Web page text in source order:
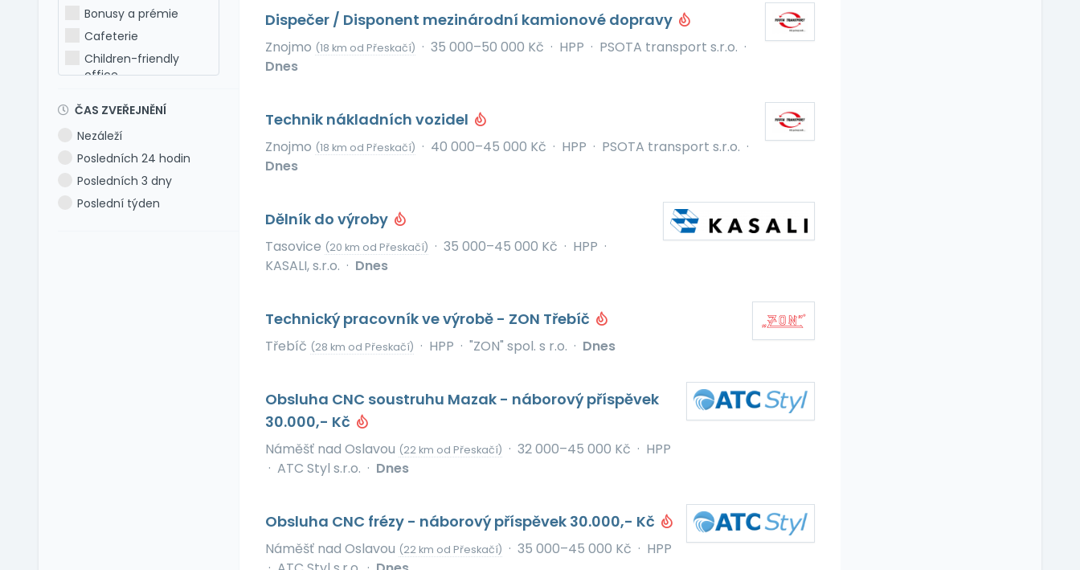
Latina
Litevština
Lotyšština
Maďarština
Makedonština
Polština
Portugalština
Rumunština
Ruština
Bonusy a prémie
Cafeterie
Children-friendly
office
Dovolená 6 týdnů
Dovolená navíc
Firemní akce
Firemní fitness
ČAS ZVEŘEJNĚNÍ
Nezáleží
Posledních 24 hodin
Posledních 3 dny
Poslední týden
Dispečer / Disponent mezinárodní kamionové dopravy
Znojmo (18 km od Přeskačí) · 35 000–50 000 Kč · HPP · PSOTA transport s.r.o. ·
Dnes
Technik nákladních vozidel
Znojmo (18 km od Přeskačí) · 40 000–45 000 Kč · HPP · PSOTA transport s.r.o. ·
Dnes
Dělník do výroby
Tasovice (20 km od Přeskačí) · 35 000–45 000 Kč · HPP ·
KASALI, s.r.o. · Dnes
Technický pracovník ve výrobě - ZON Třebíč
Třebíč (28 km od Přeskačí) · HPP · "ZON" spol. s r.o. · Dnes
Obsluha CNC soustruhu Mazak - náborový příspěvek
30.000,- Kč
Náměšť nad Oslavou (22 km od Přeskačí) · 32 000–45 000 Kč · HPP
· ATC Styl s.r.o. · Dnes
Obsluha CNC frézy - náborový příspěvek 30.000,- Kč
Náměšť nad Oslavou (22 km od Přeskačí) · 35 000–45 000 Kč · HPP